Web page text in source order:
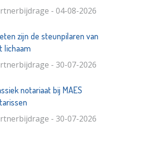
- 04-08-2026
zijn de steunpilaren van
lichaam
- 30-07-2026
notariaat bij MAES
- 30-07-2026